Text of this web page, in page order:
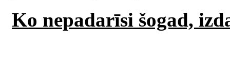
Ko nepadarīsi šogad,